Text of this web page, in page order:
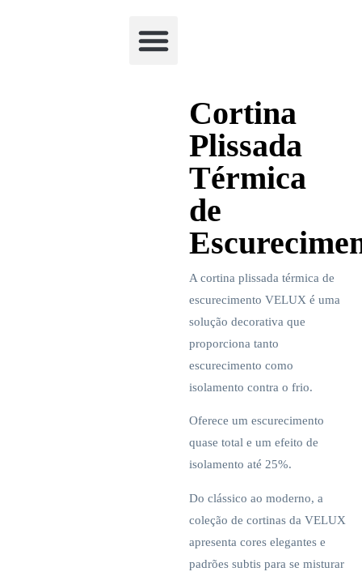
Cortina
Plissada
Térmica
de
A cortina plissada térmica de
escurecimento VELUX é uma
solução decorativa que
proporciona tanto
escurecimento como
isolamento contra o frio.
Oferece um escurecimento
quase total e um efeito de
isolamento até 25%.
Do clássico ao moderno, a
coleção de cortinas da VELUX
apresenta cores elegantes e
padrões subtis para se misturar